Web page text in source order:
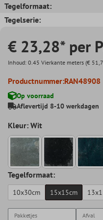
Tegelformaat:
Tegelserie:
€ 23,28* per
Inhoud: 0.45 Vierkante meters (€
Productnummer:RAN48908
Op voorraad
Aflevertijd 8-10 werkdagen
Kleur: Wit
Tegelformaat:
10x30cm 15x15cm
Pakketjes Afval